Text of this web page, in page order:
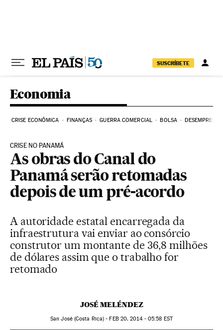
SUSCRÍBETE
Economia
CRISE ECONÔMICA FINANÇAS GUERRA COMERCIAL BOLSA DESEMPREGO
CRISE NO PANAMÁ
As obras do Canal do
Panamá serão retomadas
depois de um pré-acordo
A autoridade estatal encarregada da
infraestrutura vai enviar ao consórcio
construtor um montante de 36,8 milhões
de dólares assim que o trabalho for
retomado
JOSÉ MELÉNDEZ
San José (Costa Rica) -FEB20, 2014 - 05:58 EST